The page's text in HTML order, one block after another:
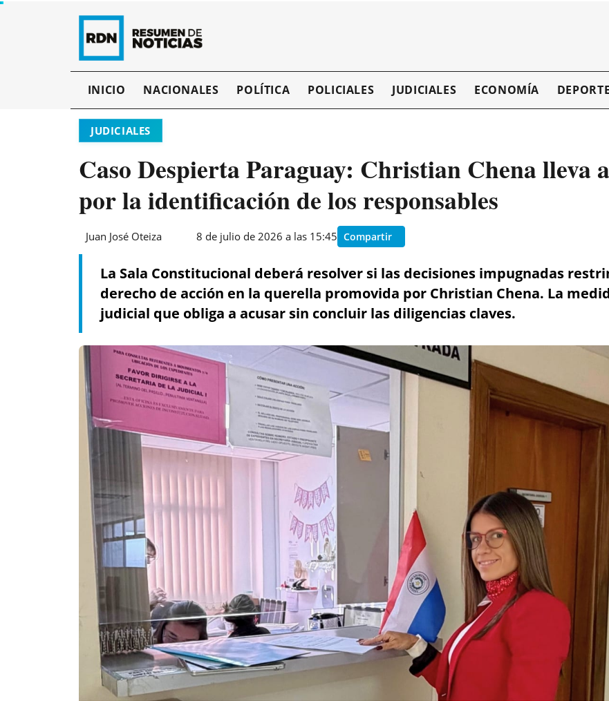
INICIO NACIONALES POLÍTICA POLICIALES JUDICIALES ECONOMÍA
JUDICIALES
Caso Despierta Paraguay: Christian Chena lleva
por la identificación de los responsables
Juan José Oteiza 8 de julio de 2026 a las 15:45 Compartir
La Sala Constitucional deberá resolver si las decisiones impugnadas
derecho de acción en la querella promovida por Christian Chena. La
judicial que obliga a acusar sin concluir las diligencias claves.